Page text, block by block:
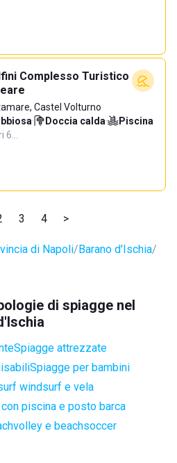
Complesso Turistico
Castel Volturno
· Doccia calda·
Piscina
6…
3 4 >
di Napoli Barano d'Ischia
di spiagge nel
Spiagge attrezzate
Spiagge per bambini
windsurf e vela
piscina e posto barca
e beachsoccer